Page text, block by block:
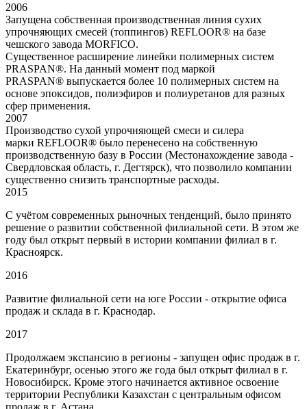
2006
Запущена собственная производственная линия сухих
упрочняющих смесей (топпингов) REFLOOR® на базе
чешского завода MORFICO.
Существенное расширение линейки полимерных систем
PRASPAN®. На данный момент под маркой
PRASPAN® выпускается более 10 полимерных систем на
основе эпоксидов, полиэфиров и полиуретанов для разных
сфер применения.
2007
Производство сухой упрочняющей смеси и силера
марки REFLOOR® было перенесено на собственную
производственную базу в России (Местонахождение завода -
Свердловская область, г. Дегтярск), что позволило компании
существенно снизить транспортные расходы.
2015
С учётом современных рыночных тенденций, было принято
решение о развитии собственной филиальной сети. В этом же
году был открыт первый в истории компании филиал в г.
Красноярск.
2016
Развитие филиальной сети на юге России - открытие офиса
продаж и склада в г. Краснодар.
2017
Продолжаем экспансию в регионы - запущен офис продаж в г.
Екатеринбург, осенью этого же года был открыт филиал в г.
Новосибирск. Кроме этого начинается активное освоение
территории Республики Казахстан с центральным офисом
продаж в г. Астана.